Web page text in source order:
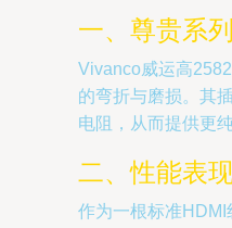
一、尊贵系
Vivanco威运高
的弯折与磨损。其
电阻，从而提供更
二、性能表
作为一根标准